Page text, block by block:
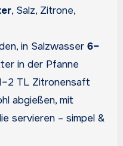
, Salz, Zitrone,
in Salzwasser 6–
in der Pfanne
TL Zitronensaft
abgießen, mit
servieren – simpel &